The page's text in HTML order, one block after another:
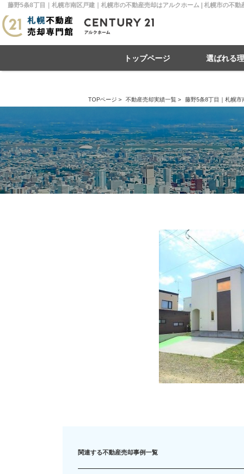
藤野5条8丁目｜札幌市南区戸建｜札幌市の不動産売却はアルクホーム | 札幌市の不
トップページ 選ばれる
相続
売買
札幌市南区 札幌市北区 札幌
リースバック 相続
TOPページ > 不動産売却実績一覧 > 藤野5条8丁目｜札幌市
関連する不動産売却事例一覧